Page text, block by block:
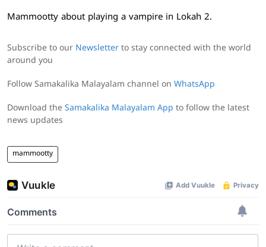
Mammootty about playing a vampire in Lokah 2.
Subscribe to our Newsletter to stay connected with the world
around you
Follow Samakalika Malayalam channel on WhatsApp
Download the Samakalika Malayalam App to follow the latest
news updates
mammootty